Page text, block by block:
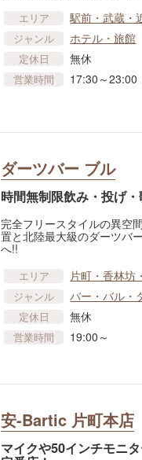
エリア 駅前・武蔵・
ジャンル ホテル・旅館
定休日 無休
営業時間 17:30～23:00
ダーツバー ブル
時間無制限飲み・投げ
完全フリースタイルの異空
置と北陸最大級のダーツバ
へ!!
エリア 片町・香林坊
ジャンル バー・バル・
定休日 無休
営業時間 19:00～
安-Bartic 片町本店
マイクや50インチモニ